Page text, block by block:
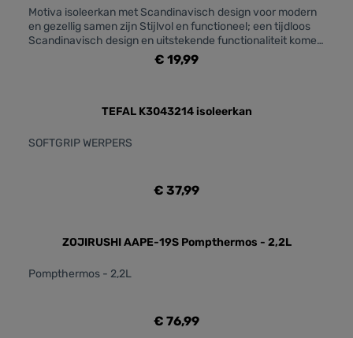
voor perfect behoud van smaken Gemaakt in Duitsland
Motiva isoleerkan met Scandinavisch design voor modern
en gezellig samen zijn Stijlvol en functioneel; een tijdloos
Scandinavisch design en uitstekende functionaliteit komen
samen in deze elegante isoleerkan Ergonomische draaidop
voor eenvoudig openen en bijvullen Nooit meer een
warm en 24 uur koud Een tijdloos ontwerp met strakke
voor perfect behoud van smaken Gemaakt in Duitsland
€ 19,99
TEFAL K3043214 isoleerkan
SOFTGRIP WERPERS
€ 37,99
ZOJIRUSHI AAPE-19S Pompthermos - 2,2L
Pompthermos - 2,2L
€ 76,99